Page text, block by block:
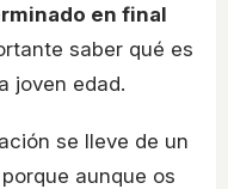
en final
saber qué es
joven edad.
se lleve de un
aunque os